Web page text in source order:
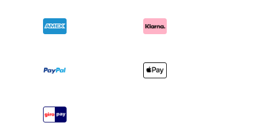
Porte-bébés
Mises à jour du produit
Garantie
Plan du site
Trouver un magasin